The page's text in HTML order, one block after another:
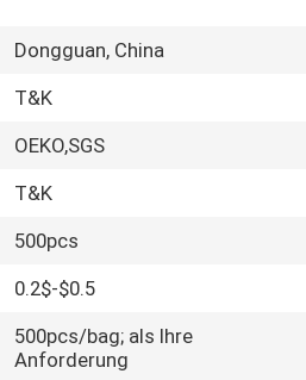
Dongguan, China
T&K
OEKO,SGS
T&K
500pcs
0.2$-$0.5
500pcs/bag; als Ihre
Anforderung